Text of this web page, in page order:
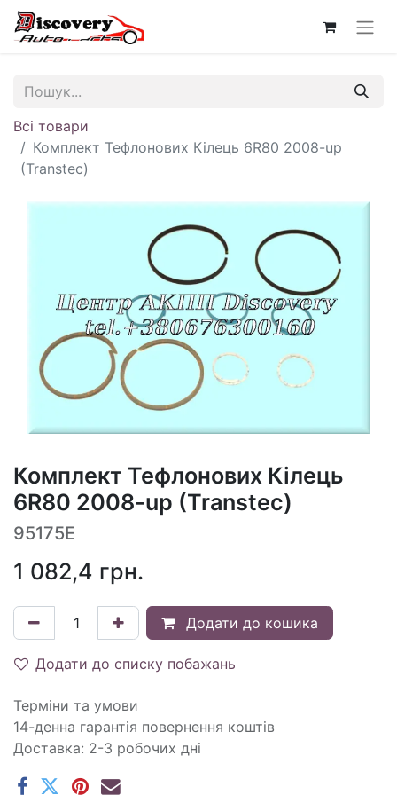
Всі товари
Комплект Тефлонових Кілець 6R80 2008-up
(Transtec)
Комплект Тефлонових Кілець
6R80 2008-up (Transtec)
95175E
1 082,4 грн.
Додати до кошика
Додати до списку побажань
Терміни та умови
14-денна гарантія повернення коштів
Доставка: 2-3 робочих дні